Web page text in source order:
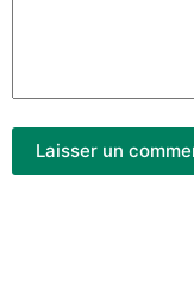
Laisser un